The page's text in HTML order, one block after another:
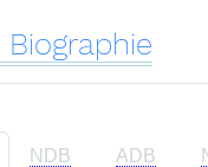
Biographie
NDB ADB